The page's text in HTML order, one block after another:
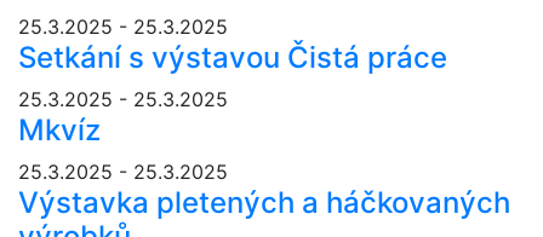
25.3.2025 - 25.3.2025
Setkání s výstavou Čistá práce
25.3.2025 - 25.3.2025
Mkvíz
25.3.2025 - 25.3.2025
Výstavka pletených a háčkovaných